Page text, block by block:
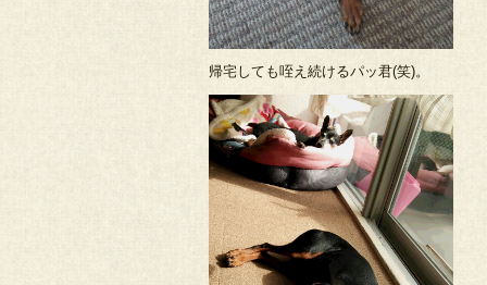
帰宅しても咥え続けるパッ君(笑)。